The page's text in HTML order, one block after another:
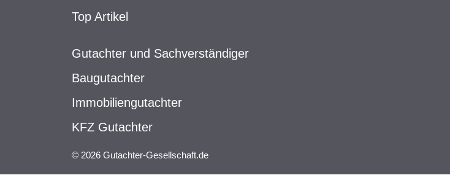
Top Artikel
Gutachter und Sachverständiger
Baugutachter
Immobiliengutachter
KFZ Gutachter
© 2026 Gutachter-Gesellschaft.de